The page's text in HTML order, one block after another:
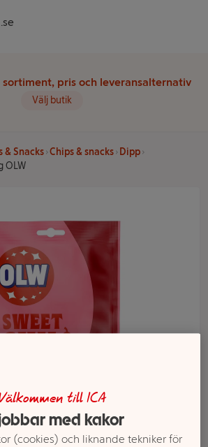
pris och leveransalternativ
Välj butik
& Snacks Chips & snacks
Dipp
OLW
till ICA
med kakor
(cookies) och liknande tekniker för